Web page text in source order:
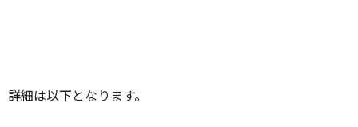
詳細は以下となります。